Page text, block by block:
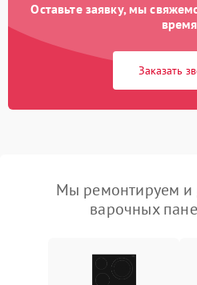
Оставьте заявку, мы
время
Заказать
Мы ремонтируем и
варочных